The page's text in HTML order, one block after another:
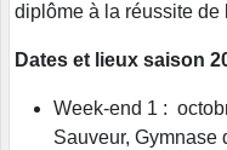
diplôme à la réussite de
Dates et lieux saison
Week-end 1 :
Sauveur, Gymnase